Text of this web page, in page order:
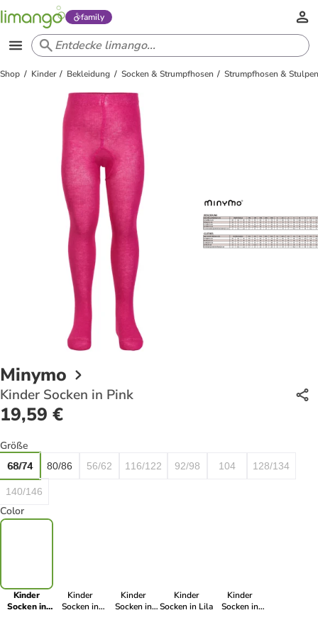
family
Shop Kinder Bekleidung Socken & Strumpfhosen Strumpfhosen &
Minymo
Kinder Socken in Pink
19,59 €
Größe
68/74 80/86 56/62 116/122 92/98 104 128/134
140/146
Color
Kinder
Socken in
Kinder
Socken in
Kinder
Socken in
Kinder
Socken in Lila
Kinder
Socken in